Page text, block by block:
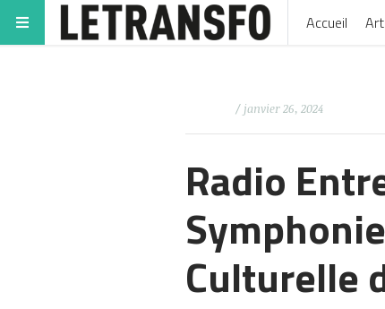
Accueil
/ janvier 26, 2024
Radio
Culturelle